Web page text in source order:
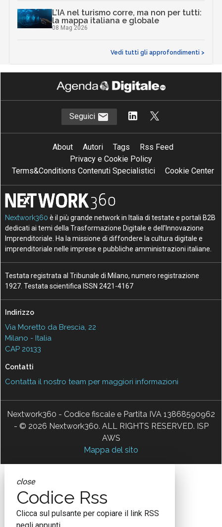
L’IA nel turismo corre, ma non per tutti:
la mappa italiana e globale
08 Mag 2026
Vedi tutti gli approfondimenti >
Seguici
About Autori Tags
Rss Feed
Privacy e Cookie Policy
Terms&Conditions Contenuti Specialistici
Cookie Center
Nextwork360 è il più grande network in Italia di testate e portali B2B
dedicati ai temi della Trasformazione Digitale e dell’Innovazione
Imprenditoriale. Ha la missione di diffondere la cultura digitale e
imprenditoriale nelle imprese e pubbliche amministrazioni italiane.
Testata registrata al Tribunale di Milano, numero registrazione
1927. Testata scientifica ISSN 2421-4167
Indirizzo
Via Moretto da Brescia, 22
Milano - Italia
CAP 20133
Contatti
Contatta il nostro team per maggiori informazioni
Nextwork360 - Codice fiscale e Partita IVA 13868590962
- © 2026 Nextwork360. ALL RIGHTS RESERVED. ISP
AWS
Mappa del sito
close
Codice Rss
Clicca sul pulsante per copiare il link RSS